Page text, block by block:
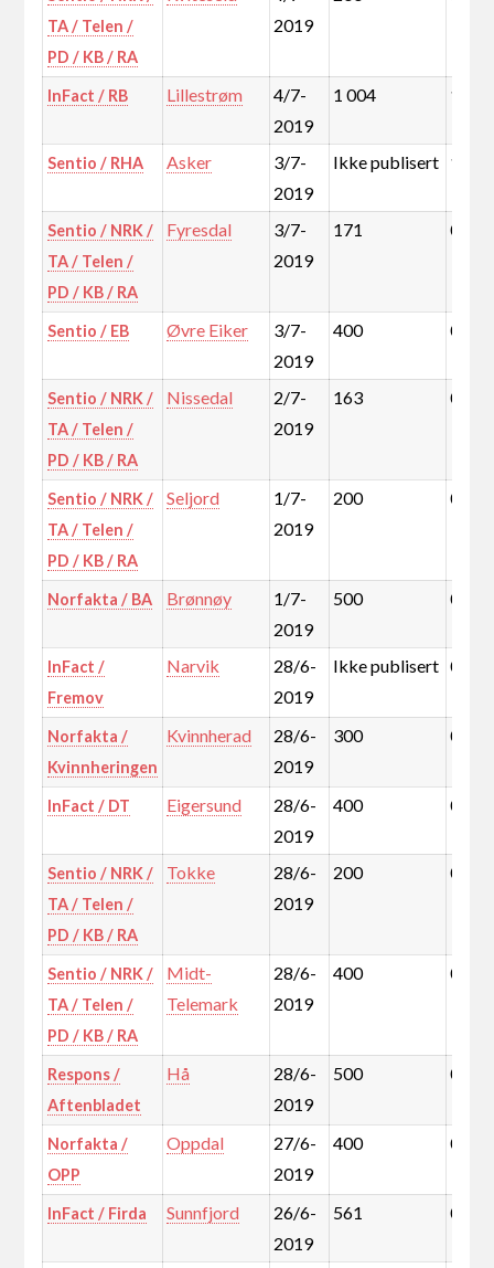
TA / Telen /
PD / KB / RA
2019
InFact / RB Lillestrøm
4/7-
2019
1 004 1,5%
Sentio / RHA Asker
3/7-
2019
Ikke publisert 1,8%
Sentio / NRK /
TA / Telen /
PD / KB / RA
Fyresdal
3/7-
2019
171 0,0%
Sentio / EB Øvre Eiker
3/7-
2019
400 0,3%
Sentio / NRK /
TA / Telen /
PD / KB / RA
Nissedal
2/7-
2019
163 0,0%
Sentio / NRK /
TA / Telen /
PD / KB / RA
Seljord
1/7-
2019
200 0,1%
Norfakta / BA Brønnøy
1/7-
2019
500 0,1%
InFact /
Fremov
Narvik
28/6-
2019
Ikke publisert 0,4%
Norfakta /
Kvinnheringen
Kvinnherad
28/6-
2019
300 0,2%
InFact / DT Eigersund
28/6-
2019
400 0,3%
Sentio / NRK /
TA / Telen /
PD / KB / RA
Tokke
28/6-
2019
200 0,1%
Sentio / NRK /
TA / Telen /
PD / KB / RA
Midt-
Telemark
28/6-
2019
400 0,2%
Respons /
Aftenbladet
Hå
28/6-
2019
500 0,4%
Norfakta /
OPP
Oppdal
27/6-
2019
400 0,1%
InFact / Firda Sunnfjord
26/6-
2019
561 0,4%